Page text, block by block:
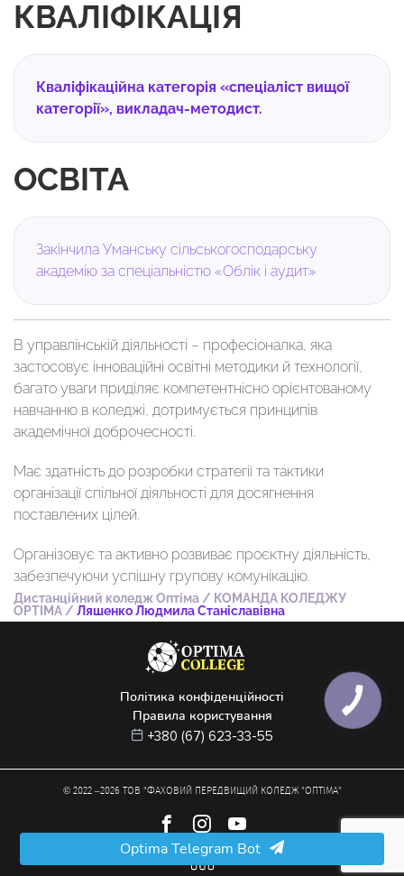
КВАЛІФІКАЦІЯ
Кваліфікаційна категорія «спеціаліст вищої
категорії», викладач-методист.
ОСВІТА
Закінчила Уманську сільськогосподарську
академію за спеціальністю «Облік і аудит»
В управлінській діяльності – професіоналка, яка
застосовує інноваційні освітні методики й технології,
багато уваги приділяє компетентнісно орієнтованому
навчанню в коледжі, дотримується принципів
академічної доброчесності.
Має здатність до розробки стратегії та тактики
організації спільної діяльності для досягнення
поставлених цілей.
Організовує та активно розвиває проєктну діяльність,
забезпечуючи успішну групову комунікацію.
Дистанційний коледж Оптіма / КОМАНДА КОЛЕДЖУ
OPTIMA / Ляшенко Людмила Станіславівна
Політика конфіденційності
Правила користування
+380 (67) 623-33-55
© 2022 –2026 ТОВ "ФАХОВИЙ ПЕРЕДВИЩИЙ КОЛЕДЖ "ОПТІМА"
Optima Telegram Bot
КНОПКА
ЗВ'ЯЗКУ